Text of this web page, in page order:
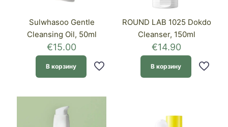
Sulwhasoo Gentle
Cleansing Oil, 50ml
€15.00
В корзину
ROUND LAB 1025 Dokdo
Cleanser, 150ml
€14.90
В корзину